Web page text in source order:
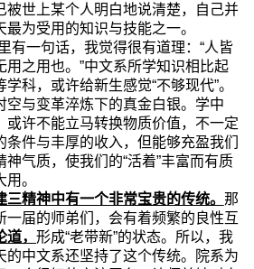
被世上某个人明白地说清楚，自己并
为受用的知识与技能之一。
有一句话，我觉得很有道理：“人皆
用之用也。”中文系所学知识相比起
科，或许给新生感觉“不够现代”。
空与变革淬炼下的真金白银。学中
或许不能立马转换物质价值，不一定
件与丰厚的收入，但能够充盈我们
气质，使我们的“活着”丰富而有质
。
三精神中有一个非常宝贵的传统。 那
一届的师弟们，会有着频繁的良性互
， 形成“老带新”的状态。所以，我
的中文系还坚持了这个传统。院系为